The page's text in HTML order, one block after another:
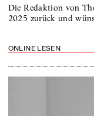
Die Redaktion von
2025 zurück und
ONLINE LESEN